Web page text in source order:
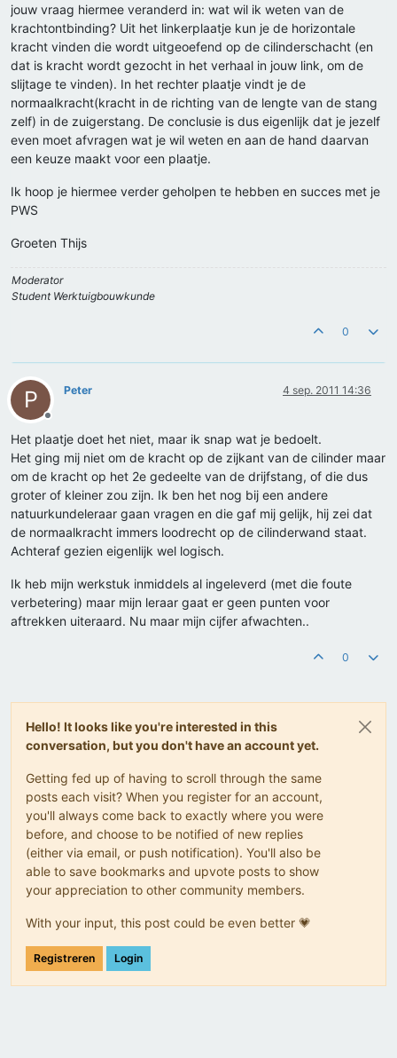
jouw vraag hiermee veranderd in: wat wil ik weten van de
krachtontbinding? Uit het linkerplaatje kun je de horizontale
kracht vinden die wordt uitgeoefend op de cilinderschacht (en
dat is kracht wordt gezocht in het verhaal in jouw link, om de
slijtage te vinden). In het rechter plaatje vindt je de
normaalkracht(kracht in de richting van de lengte van de stang
zelf) in de zuigerstang. De conclusie is dus eigenlijk dat je jezelf
even moet afvragen wat je wil weten en aan de hand daarvan
een keuze maakt voor een plaatje.
Ik hoop je hiermee verder geholpen te hebben en succes met je
PWS
Groeten Thijs
Moderator
Student Werktuigbouwkunde
0
P
Offline
Peter 4 sep. 2011 14:36
Het plaatje doet het niet, maar ik snap wat je bedoelt.
Het ging mij niet om de kracht op de zijkant van de cilinder maar
om de kracht op het 2e gedeelte van de drijfstang, of die dus
groter of kleiner zou zijn. Ik ben het nog bij een andere
natuurkundeleraar gaan vragen en die gaf mij gelijk, hij zei dat
de normaalkracht immers loodrecht op de cilinderwand staat.
Achteraf gezien eigenlijk wel logisch.
Ik heb mijn werkstuk inmiddels al ingeleverd (met die foute
verbetering) maar mijn leraar gaat er geen punten voor
aftrekken uiteraard. Nu maar mijn cijfer afwachten..
0
Hello! It looks like you're interested in this
conversation, but you don't have an account yet.
Getting fed up of having to scroll through the same
posts each visit? When you register for an account,
you'll always come back to exactly where you were
before, and choose to be notified of new replies
(either via email, or push notification). You'll also be
able to save bookmarks and upvote posts to show
your appreciation to other community members.
With your input, this post could be even better 💗
Registreren Login